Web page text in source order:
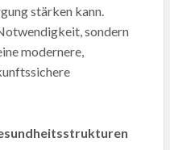
stärken kann.
sondern
modernere,